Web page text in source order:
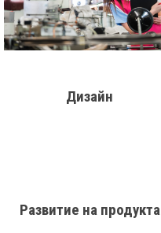
Дизайн
Развитие на продукта